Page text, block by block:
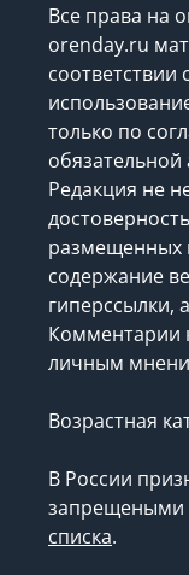
Все права на
orenday.ru
только по
обязательной
Редакция не
размещенных
содержание
гиперссылки,
Комментарии
личным
Возрастная
В России
запрещеными
списка.